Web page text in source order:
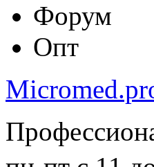
Форум
Опт